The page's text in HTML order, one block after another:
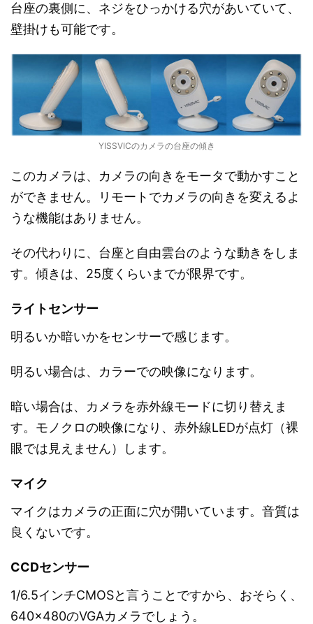
台座の裏側に、ネジをひっかける穴があいていて、
壁掛けも可能です。
YISSVICのカメラの台座の傾き
このカメラは、カメラの向きをモータで動かすこと
ができません。リモートでカメラの向きを変えるよ
うな機能はありません。
その代わりに、台座と自由雲台のような動きをしま
す。傾きは、25度くらいまでが限界です。
ライトセンサー
明るいか暗いかをセンサーで感じます。
明るい場合は、カラーでの映像になります。
暗い場合は、カメラを赤外線モードに切り替えま
す。モノクロの映像になり、赤外線LEDが点灯（裸
眼では見えません）します。
マイク
マイクはカメラの正面に穴が開いています。音質は
良くないです。
CCDセンサー
1/6.5インチCMOSと言うことですから、おそらく、
640×480のVGAカメラでしょう。